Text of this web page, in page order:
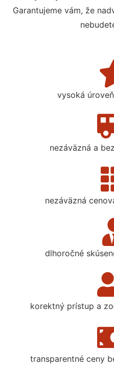
Garantujeme vám, že
vysoká
nezáväzná a
nezáväzná
dlhoročné
korektný prístup a
transparentné ceny